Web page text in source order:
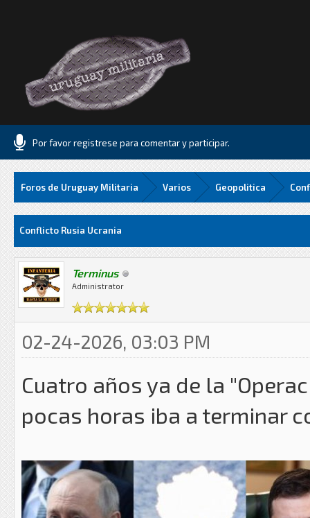
Por favor registrese para comentar y participar.
Foros de Uruguay Militaria Varios Geopolitica
Conflicto Rusia Ucrania
Terminus
Administrator
02-24-2026, 03:03 PM
Cuatro años ya de la
pocas horas iba a terminar